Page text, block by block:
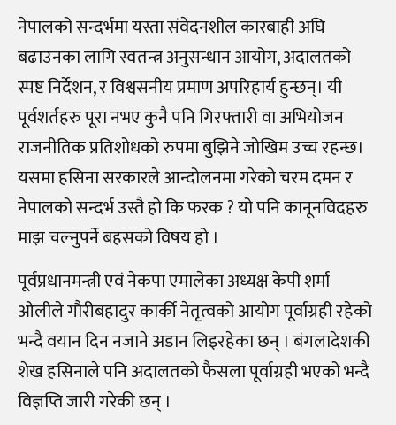
नेपालको सन्दर्भमा यस्ता संवेदनशील कारबाही अघि
बढाउनका लागि स्वतन्त्र अनुसन्धान आयोग, अदालतको
स्पष्ट निर्देशन, र विश्वसनीय प्रमाण अपरिहार्य हुन्छन्। यी
पूर्वशर्तहरु पूरा नभए कुनै पनि गिरफ्तारी वा अभियोजन
राजनीतिक प्रतिशोधको रुपमा बुझिने जोखिम उच्च रहन्छ।
यसमा हसिना सरकारले आन्दोलनमा गरेको चरम दमन र
नेपालको सन्दर्भ उस्तै हो कि फरक ? यो पनि कानूनविदहरु
माझ चल्नुपर्ने बहसको विषय हो ।
पूर्वप्रधानमन्त्री एवं नेकपा एमालेका अध्यक्ष केपी शर्मा
ओलीले गौरीबहादुर कार्की नेतृत्वको आयोग पूर्वाग्रही रहेको
भन्दै वयान दिन नजाने अडान लिइरहेका छन् । बंगलादेशकी
शेख हसिनाले पनि अदालतको फैसला पूर्वाग्रही भएको भन्दै
विज्ञप्ति जारी गरेकी छन् ।